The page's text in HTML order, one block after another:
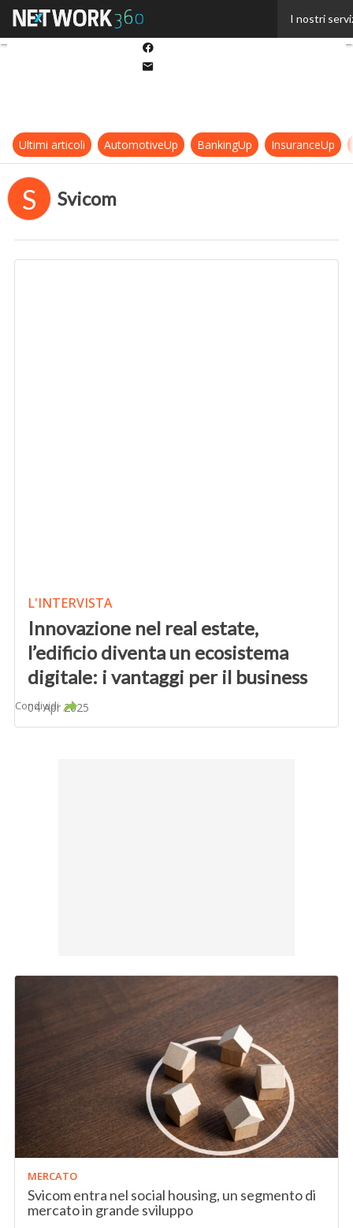
I nostri
Ultimi articoli AutomotiveUp BankingUp InsuranceUp
S Svicom
L'INTERVISTA
Innovazione nel real estate,
l’edificio diventa un ecosistema
digitale: i vantaggi per il business
04 Apr 2025
Condividi
MERCATO
Svicom entra nel social housing, un segmento di
mercato in grande sviluppo